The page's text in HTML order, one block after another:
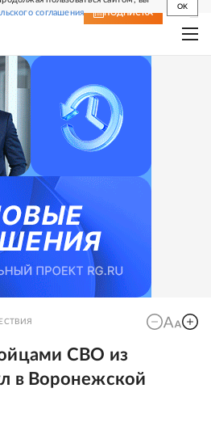
соглашения
OK
ПОДПИСКА
СВО из
в Воронежской